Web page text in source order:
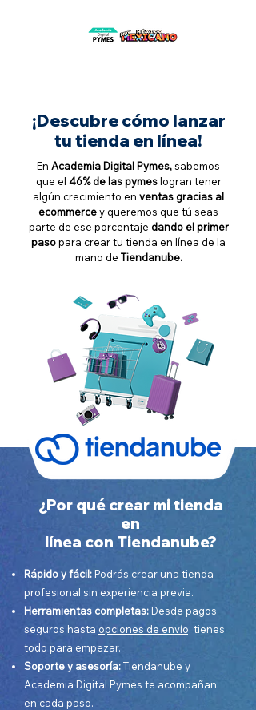
¡Descubre cómo lanzar
tu tienda en línea!
En Academia Digital Pymes,sabemos
que el 46% de las pymeslogran tener
algún crecimiento en ventas gracias al
ecommercey queremos que tú seas
parte de ese porcentaje dando el primer
pasopara crear tu tienda en línea de la
mano de Tiendanube.
¿Por qué crear mi tienda
en
línea con Tiendanube?
Rápido y fácil: Podrás crear una tienda
profesional sin experiencia previa.​
Herramientas completas:Desde pagos
seguros hasta opciones de envío, tienes
todo para empezar.
Soporte y asesoría:Tiendanube y
Academia Digital Pymes te acompañan
en cada paso.